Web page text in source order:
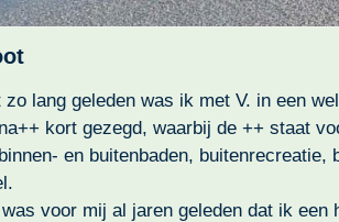
zo lang geleden was ik met V. in een
kort gezegd, waarbij de ++ staat
en buitenbaden, buitenrecreatie,
voor mij al jaren geleden dat ik een